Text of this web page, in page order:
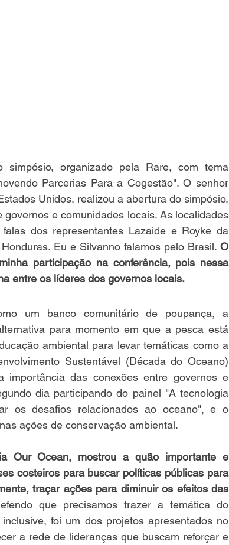
simpósio, organizado pela Rare, com tema
Parcerias Para a Cogestão". O senhor
Unidos, realizou a abertura do simpósio,
e comunidades locais. As localidades
dos representantes Lazaide e Royke da
Eu e Silvanno falamos pelo Brasil. O
participação na conferência, pois nessa
entre os líderes dos governos locais.
um banco comunitário de poupança, a
para momento em que a pesca está
ambiental para levar temáticas como a
Sustentável (Década do Oceano)
das conexões entre governos e
dia participando do painel "A tecnologia
os desafios relacionados ao oceano", e o
ações de conservação ambiental.
Our Ocean, mostrou a quão importante e
costeiros para buscar políticas públicas para
traçar ações para diminuir os efeitos das
que precisamos trazer a temática do
foi um dos projetos apresentados no
a rede de lideranças que buscam reforçar e